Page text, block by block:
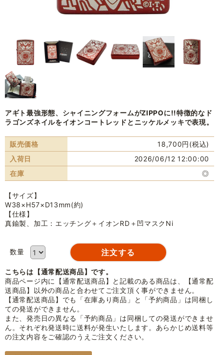
アギト最強形態、シャイニングフォームがZIPPOに!!特徴的なド
ラゴンズネイルをイオンコートレッドとニッケルメッキで表現。
販売価格
18,700円(税込)
入荷日
2026/06/12 12:00:00
在庫
◎
【サイズ】
W38×H57×D13mm(約)
【仕様】
真鍮製、加工：エッチング＋イオンRD＋凹マスクNi
数量
こちらは【通常配送商品】です。
商品ページ内に【通常配送商品】と記載のある商品は、【通常配
送商品】以外の商品と合わせてご注文頂く事ができません。
【通常配送商品】でも「在庫あり商品」と「予約商品」は同梱し
ての発送ができません。
また、発売日の異なる「予約商品」は同梱しての発送ができませ
ん。それぞれ発送時に送料が発生いたします。あらかじめ送料等
の注文内容をご確認のうえご注文ください。